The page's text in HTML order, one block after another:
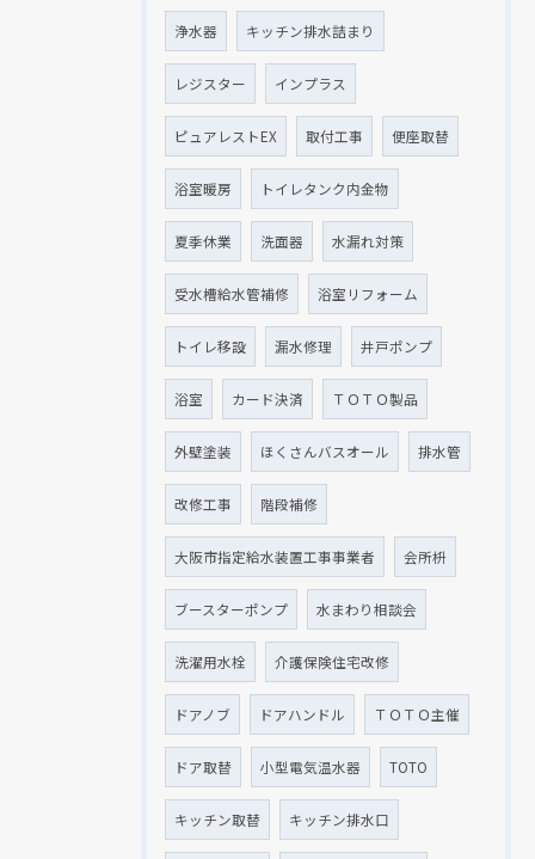
浄水器 キッチン排水詰まり
レジスター インプラス
ピュアレストEX 取付工事 便座取替
浴室暖房 トイレタンク内金物
夏季休業 洗面器 水漏れ対策
受水槽給水管補修 浴室リフォーム
トイレ移設 漏水修理 井戸ポンプ
浴室 カード決済 ＴＯＴＯ製品
外壁塗装 ほくさんバスオール 排水管
改修工事 階段補修
大阪市指定給水装置工事事業者 会所枡
ブースターポンプ 水まわり相談会
洗濯用水栓 介護保険住宅改修
ドアノブ ドアハンドル ＴＯＴＯ主催
ドア取替 小型電気温水器 TOTO
キッチン取替 キッチン排水口